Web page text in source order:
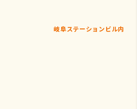
岐阜ステーションビル内